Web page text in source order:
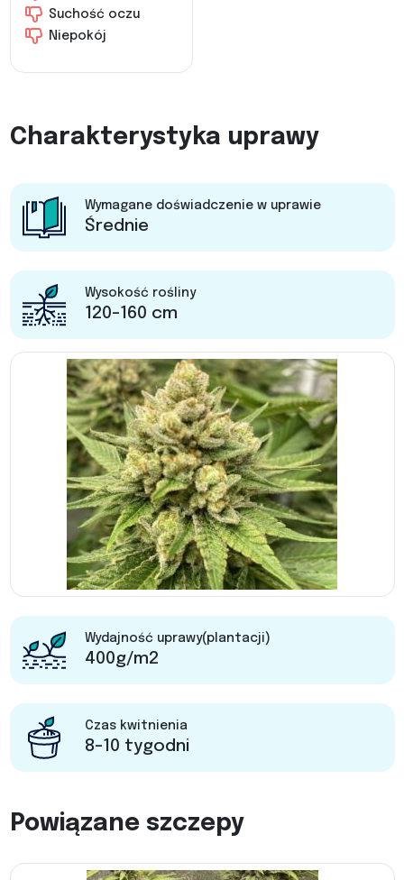
Suchość oczu
Niepokój
Charakterystyka uprawy
Wymagane doświadczenie w uprawie
Średnie
Wysokość rośliny
120-160 cm
Wydajność uprawy(plantacji)
400g/m2
Czas kwitnienia
8-10 tygodni
Powiązane szczepy